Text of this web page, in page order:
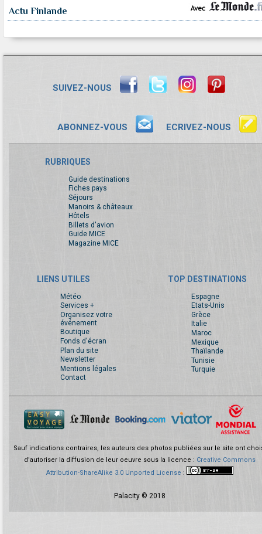
Actu Finlande
SUIVEZ-NOUS
ABONNEZ-VOUS ECRIVEZ-NOUS
RUBRIQUES
Guide destinations
Fiches pays
Séjours
Manoirs & châteaux
Hôtels
Billets d'avion
Guide MICE
Magazine MICE
LIENS UTILES
Météo
Services +
Organisez votre
événement
Boutique
Fonds d'écran
Plan du site
Newsletter
Mentions légales
Contact
TOP DESTINATIONS
Espagne
Etats-Unis
Grèce
Italie
Maroc
Mexique
Thaïlande
Tunisie
Turquie
Sauf indications contraires, les auteurs des photos publiées sur le site ont
d'autoriser la diffusion de leur oeuvre sous la licence : Creative Commons
Attribution-ShareAlike 3.0 Unported License :
Palacity © 2018